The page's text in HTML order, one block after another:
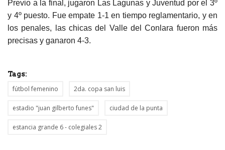
Previo a la final, jugaron Las Lagunas y Juventud por el 3º
y 4º puesto. Fue empate 1-1 en tiempo reglamentario, y en
los penales, las chicas del Valle del Conlara fueron más
precisas y ganaron 4-3.
Tags:
fútbol femenino 2da. copa san luis
estadio "juan gilberto funes" ciudad de la punta
estancia grande 6 - colegiales 2